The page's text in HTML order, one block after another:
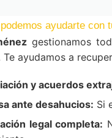
ayudarte con
gestionamos
Te ayudamos a
y acuerdos
ante desahucios: Si
legal completa: